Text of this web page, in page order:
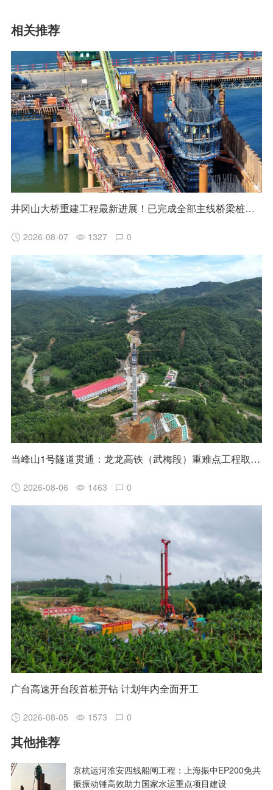
相关推荐
井冈山大桥重建工程最新进展！已完成全部主线桥梁桩基施工
2026-08-07 1327 0
当峰山1号隧道贯通：龙龙高铁（武梅段）重难点工程取得阶段性突破
2026-08-06 1463 0
广台高速开台段首桩开钻 计划年内全面开工
2026-08-05 1573 0
其他推荐
京杭运河淮安四线船闸工程：上海振中EP200免共
振振动锤高效助力国家水运重点项目建设